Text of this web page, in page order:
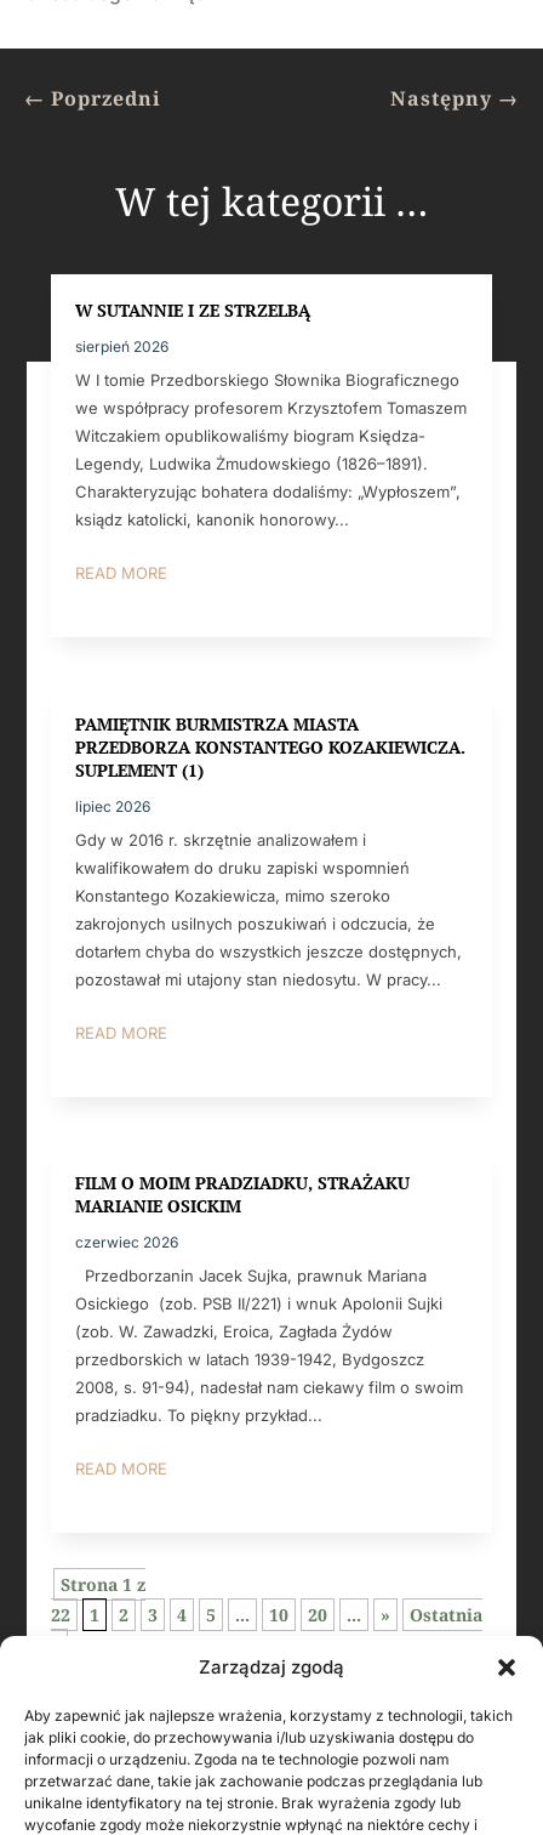
Zarządzaj zgodą
Aby zapewnić jak najlepsze wrażenia, korzystamy z technologii, takich
jak pliki cookie, do przechowywania i/lub uzyskiwania dostępu do
informacji o urządzeniu. Zgoda na te technologie pozwoli nam
przetwarzać dane, takie jak zachowanie podczas przeglądania lub
unikalne identyfikatory na tej stronie. Brak wyrażenia zgody lub
wycofanie zgody może niekorzystnie wpłynąć na niektóre cechy i
← Poprzedni Następny →
W tej kategorii …
W SUTANNIE I ZE STRZELBĄ
sierpień 2026
W I tomie Przedborskiego Słownika Biograficznego
we współpracy profesorem Krzysztofem Tomaszem
Witczakiem opublikowaliśmy biogram Księdza-
Legendy, Ludwika Żmudowskiego (1826–1891).
Charakteryzując bohatera dodaliśmy: „Wypłoszem”,
ksiądz katolicki, kanonik honorowy...
READ MORE
PAMIĘTNIK BURMISTRZA MIASTA
PRZEDBORZA KONSTANTEGO KOZAKIEWICZA.
SUPLEMENT (1)
lipiec 2026
Gdy w 2016 r. skrzętnie analizowałem i
kwalifikowałem do druku zapiski wspomnień
Konstantego Kozakiewicza, mimo szeroko
zakrojonych usilnych poszukiwań i odczucia, że
dotarłem chyba do wszystkich jeszcze dostępnych,
pozostawał mi utajony stan niedosytu. W pracy...
READ MORE
FILM O MOIM PRADZIADKU, STRAŻAKU
MARIANIE OSICKIM
czerwiec 2026
Przedborzanin Jacek Sujka, prawnuk Mariana
Osickiego (zob. PSB II/221) i wnuk Apolonii Sujki
(zob. W. Zawadzki, Eroica, Zagłada Żydów
przedborskich w latach 1939-1942, Bydgoszcz
2008, s. 91-94), nadesłał nam ciekawy film o swoim
pradziadku. To piękny przykład...
READ MORE
Strona 1 z
22
1 2 3 4 5 ... 10 20 ... »
Ostatnia